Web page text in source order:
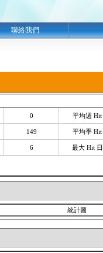
聯絡我們
0 平均週 Hit
149 平均季 Hit
6 最大 Hit 日
統計圖